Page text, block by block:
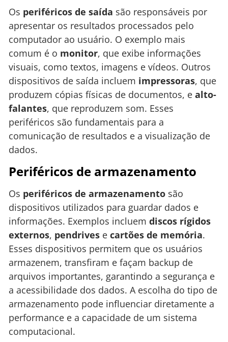
Os periféricos de saída são responsáveis por
apresentar os resultados processados pelo
computador ao usuário. O exemplo mais
comum é o monitor, que exibe informações
visuais, como textos, imagens e vídeos. Outros
dispositivos de saída incluem impressoras, que
produzem cópias físicas de documentos, e alto-
falantes, que reproduzem som. Esses
periféricos são fundamentais para a
comunicação de resultados e a visualização de
dados.
Periféricos de armazenamento
Os periféricos de armazenamento são
dispositivos utilizados para guardar dados e
informações. Exemplos incluem discos rígidos
externos, pendrives e cartões de memória.
Esses dispositivos permitem que os usuários
armazenem, transfiram e façam backup de
arquivos importantes, garantindo a segurança e
a acessibilidade dos dados. A escolha do tipo de
armazenamento pode influenciar diretamente a
performance e a capacidade de um sistema
computacional.